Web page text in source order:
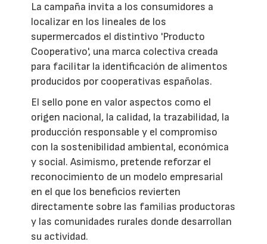
La campaña invita a los consumidores a
localizar en los lineales de los
supermercados el distintivo 'Producto
Cooperativo', una marca colectiva creada
para facilitar la identificación de alimentos
producidos por cooperativas españolas.
El sello pone en valor aspectos como el
origen nacional, la calidad, la trazabilidad, la
producción responsable y el compromiso
con la sostenibilidad ambiental, económica
y social. Asimismo, pretende reforzar el
reconocimiento de un modelo empresarial
en el que los beneficios revierten
directamente sobre las familias productoras
y las comunidades rurales donde desarrollan
su actividad.